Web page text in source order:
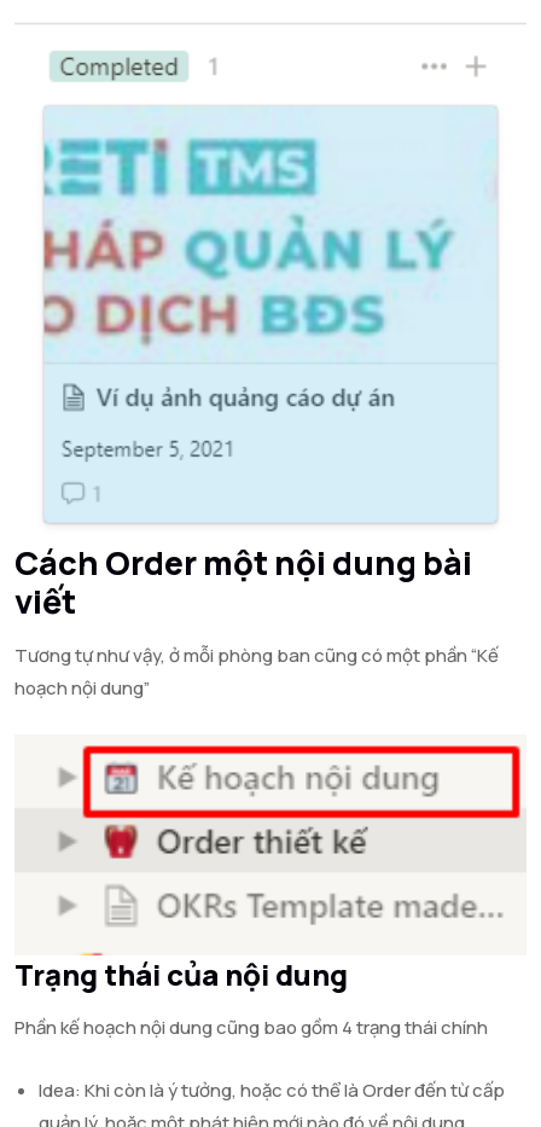
Cách Order một nội dung bài
viết
Tương tự như vậy, ở mỗi phòng ban cũng có một phần “Kế
hoạch nội dung”
Trạng thái của nội dung
Phần kế hoạch nội dung cũng bao gồm 4 trạng thái chính
Idea: Khi còn là ý tưởng, hoặc có thể là Order đến từ cấp